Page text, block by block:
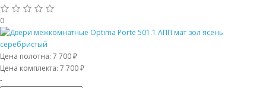
0
Цена полотна: 7 700 ₽
Цена комплекта: 7 700 ₽
-